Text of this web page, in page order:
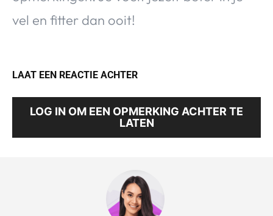
vel en fitter dan ooit!
LAAT EEN REACTIE ACHTER
LOG IN OM EEN OPMERKING ACHTER TE
LATEN